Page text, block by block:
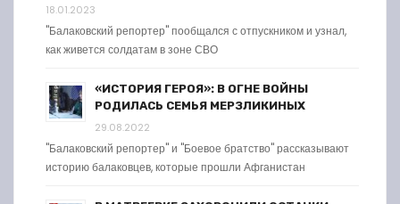
18.01.2023
"Балаковский репортер" пообщался с отпускником и узнал,
как живется солдатам в зоне СВО
«ИСТОРИЯ ГЕРОЯ»: В ОГНЕ ВОЙНЫ
РОДИЛАСЬ СЕМЬЯ МЕРЗЛИКИНЫХ
29.08.2022
"Балаковский репортер" и "Боевое братство" рассказывают
историю балаковцев, которые прошли Афганистан